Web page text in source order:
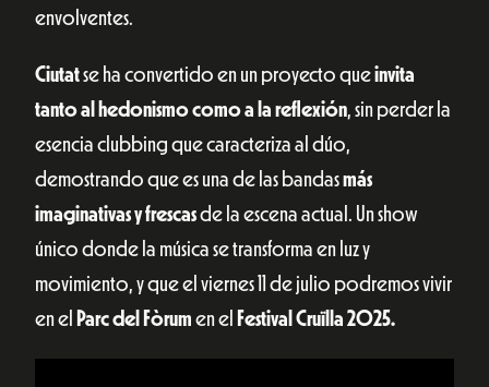
envolventes.
Ciutatse ha convertido en un proyecto queinvita
tanto al hedonismo como a la reflexión, sin perder la
esencia clubbing que caracteriza al dúo,
demostrando que es una de las bandasmás
imaginativas y frescasde la escena actual. Un show
único donde la música se transforma en luz y
movimiento, y que el viernes 11 de julio podremos vivir
en el Parc del Fòrum en el Festival Cruïlla 2025.